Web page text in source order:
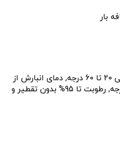
بار
دمای کاری از منفی 20 تا 60 درجه, دمای انبارش از
منفی 40 تا 80 درجه, رطوبت تا 95% بدون تقطیر و